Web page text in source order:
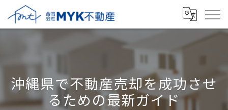
沖縄県で不動産売却を成功させ
るための最新ガイド